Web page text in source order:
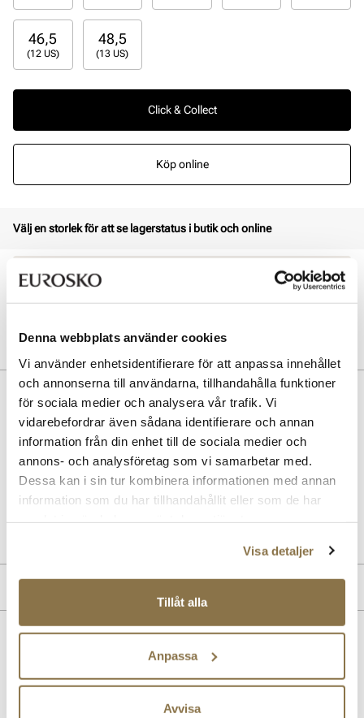
Denna webbplats använder cookies
Vi använder enhetsidentifierare för att anpassa innehållet
och annonserna till användarna, tillhandahålla funktioner
för sociala medier och analysera vår trafik. Vi
vidarebefordrar även sådana identifierare och annan
information från din enhet till de sociala medier och
annons- och analysföretag som vi samarbetar med.
Dessa kan i sin tur kombinera informationen med annan
information som du har tillhandahållit eller som de har
Visa detaljer
Tillåt alla
Anpassa
Avvisa
46,5
(12 US)
48,5
(13 US)
Click & Collect
Köp online
Välj en storlek för att se lagerstatus i butik och online
Beskrivning
Vår klassiker. Otroligt lätt, rolig att ha på sig med möjligheten att
anpassa utseendet med våra Jibbitz och vattenvänlig. Bra
ventilationsegenskaper och lätt att rengöra. Svängbar hälrem för en
Liknande produkter